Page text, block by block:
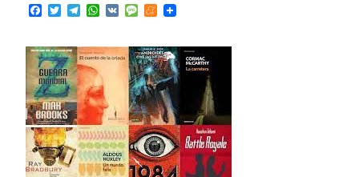
Facebook
TwitterTelegram
WhatsApp
VK MessageMeneame